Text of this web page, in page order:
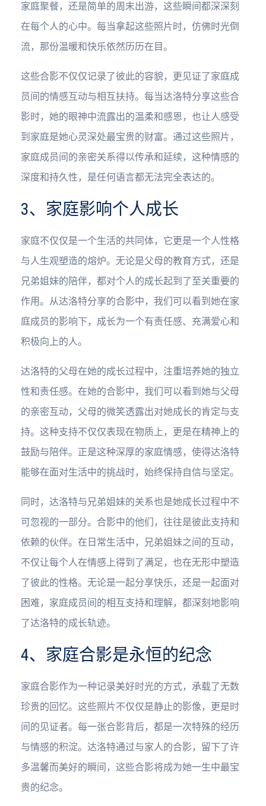
家庭聚餐，还是简单的周末出游，这些瞬间都深深刻
在每个人的心中。每当拿起这些照片时，仿佛时光倒
流，那份温暖和快乐依然历历在目。
这些合影不仅仅记录了彼此的容貌，更见证了家庭成
员间的情感互动与相互扶持。每当达洛特分享这些合
影时，她的眼神中流露出的温柔和感恩，也让人感受
到家庭是她心灵深处最宝贵的财富。通过这些照片，
家庭成员间的亲密关系得以传承和延续，这种情感的
深度和持久性，是任何语言都无法完全表达的。
3、家庭影响个人成长
家庭不仅仅是一个生活的共同体，它更是一个人性格
与人生观塑造的熔炉。无论是父母的教育方式，还是
兄弟姐妹的陪伴，都对个人的成长起到了至关重要的
作用。从达洛特分享的合影中，我们可以看到她在家
庭成员的影响下，成长为一个有责任感、充满爱心和
积极向上的人。
达洛特的父母在她的成长过程中，注重培养她的独立
性和责任感。在她的合影中，我们可以看到她与父母
的亲密互动，父母的微笑透露出对她成长的肯定与支
持。这种支持不仅仅表现在物质上，更是在精神上的
鼓励与陪伴。正是这种深厚的家庭情感，使得达洛特
能够在面对生活中的挑战时，始终保持自信与坚定。
同时，达洛特与兄弟姐妹的关系也是她成长过程中不
可忽视的一部分。合影中的他们，往往是彼此支持和
依赖的伙伴。在日常生活中，兄弟姐妹之间的互动，
不仅让每个人在情感上得到了满足，也在无形中塑造
了彼此的性格。无论是一起分享快乐，还是一起面对
困难，家庭成员间的相互支持和理解，都深刻地影响
了达洛特的成长轨迹。
4、家庭合影是永恒的纪念
家庭合影作为一种记录美好时光的方式，承载了无数
珍贵的回忆。这些照片不仅仅是静止的影像，更是时
间的见证者。每一张合影背后，都是一次特殊的经历
与情感的积淀。达洛特通过与家人的合影，留下了许
多温馨而美好的瞬间，这些合影将成为她一生中最宝
贵的纪念。